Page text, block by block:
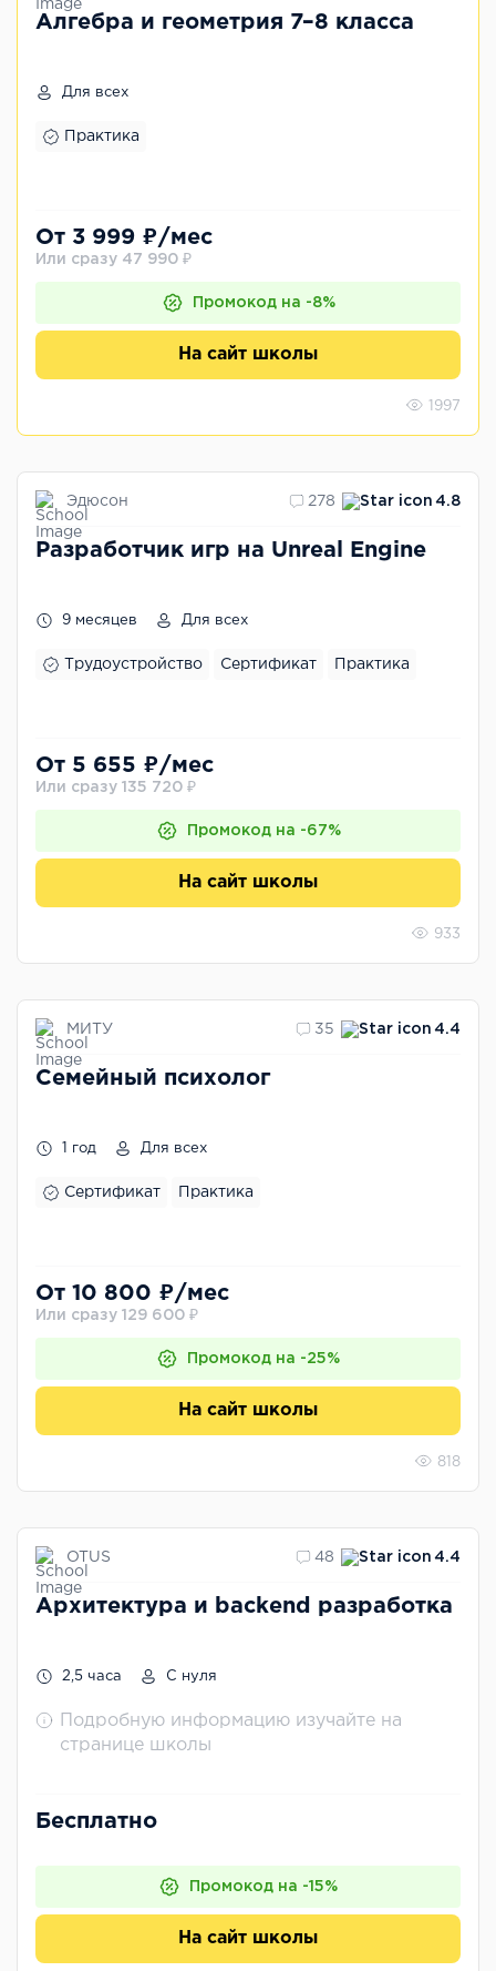
Алгебра и геометрия 7–8 класса
Для всех
Практика
От 3 999 ₽/мес
Или сразу 47 990 ₽
Промокод на -8%
На сайт школы
1997
Эдюсон 278 4.8
Разработчик игр на Unreal Engine
9 месяцев Для всех
Трудоустройство Сертификат Практика
От 5 655 ₽/мес
Или сразу 135 720 ₽
Промокод на -67%
На сайт школы
933
МИТУ 35 4.4
Семейный психолог
1 год Для всех
Сертификат Практика
От 10 800 ₽/мес
Или сразу 129 600 ₽
Промокод на -25%
На сайт школы
818
OTUS 48 4.4
Архитектура и backend разработка
2,5 часа С нуля
Подробную информацию изучайте на
странице школы
Бесплатно
Промокод на -15%
На сайт школы